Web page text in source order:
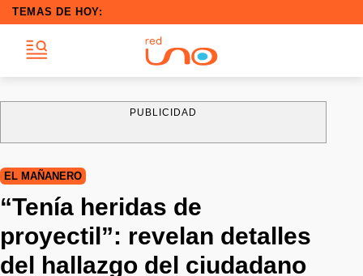
TEMAS DE HOY:
PUBLICIDAD
EL MAÑANERO
“Tenía heridas de
proyectil”: revelan detalles
del hallazgo del ciudadano